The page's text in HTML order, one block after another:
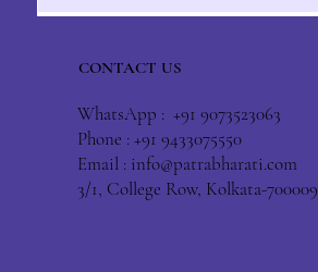
CONTACT US
WhatsApp : +91 9073523063
Phone : +91 9433075550
Email : info@patrabharati.com
3/1, College Row, Kolkata-700009